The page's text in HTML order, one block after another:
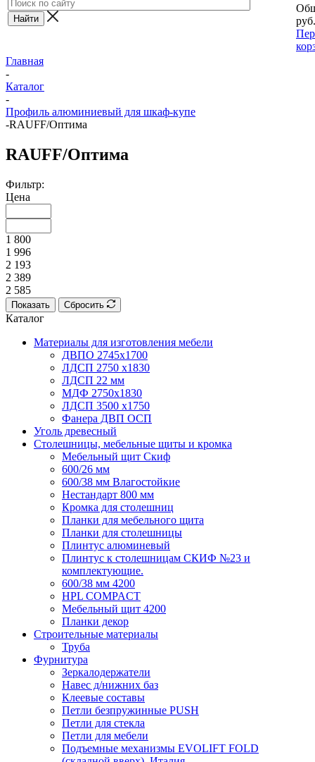
руб.
Главная
-
Каталог
-
Профиль алюминиевый для шкаф-купе
-RAUFF/Оптима
RAUFF/Оптима
Фильтр:
Цена
1 800
1 996
2 193
2 389
2 585
Показать Сбросить
Каталог
Материалы для изготовления мебели
ДВПО 2745х1700
ЛДСП 2750 х1830
ЛДСП 22 мм
МДФ 2750х1830
ЛДСП 3500 х1750
Фанера ДВП ОСП
Уголь древесный
Столешницы, мебельные щиты и кромка
Мебельный щит Скиф
600/26 мм
600/38 мм Влагостойкие
Нестандарт 800 мм
Кромка для столешниц
Планки для мебельного щита
Планки для столешницы
Плинтус алюминевый
Плинтус к столешницам СКИФ №23 и
комплектующие.
600/38 мм 4200
HPL COMPACT
Мебельный щит 4200
Планки декор
Строительные материалы
Труба
Фурнитура
Зеркалодержатели
Навес д/нижних баз
Клеевые составы
Петли безпружинные PUSH
Петли для стекла
Петли для мебели
Подъемные механизмы EVOLIFT FOLD